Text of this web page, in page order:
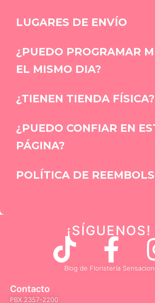
LUGARES DE ENVÍO
¿PUEDO PROGRAMAR
EL MISMO DIA?
¿TIENEN TIENDA FÍSICA?
¿PUEDO CONFIAR EN
PÁGINA?
POLÍTICA DE
¡SÍGUENOS!
T
i
F
a
Blog de Floristería
Contacto
PBX 2357-2200